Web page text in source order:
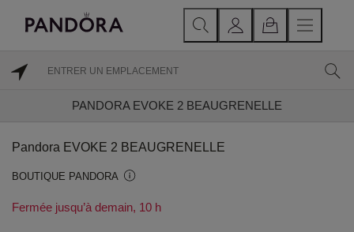
PANDORA EVOKE 2 BEAUGRENELLE
Pandora EVOKE 2 BEAUGRENELLE
BOUTIQUE PANDORA
Fermée jusqu’à demain, 10 h